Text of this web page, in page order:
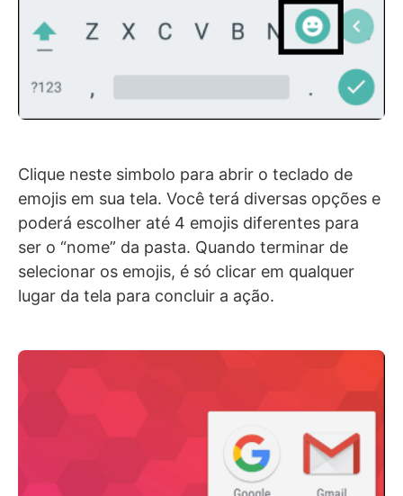
Clique neste simbolo para abrir o teclado de
emojis em sua tela. Você terá diversas opções e
poderá escolher até 4 emojis diferentes para
ser o “nome” da pasta. Quando terminar de
selecionar os emojis, é só clicar em qualquer
lugar da tela para concluir a ação.